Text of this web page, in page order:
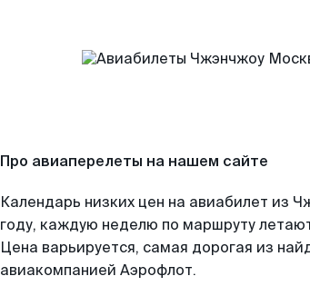
Про авиаперелеты на нашем сайте
Календарь низких цен на авиабилет из
году, каждую неделю по маршруту
Цена варьируется, самая дорогая из
авиакомпанией Аэрофлот.